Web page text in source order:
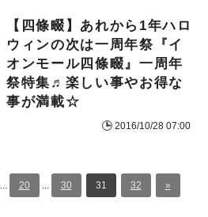
【四條畷】あれから1年ハロ
ウィンの次は一周年祭 『イ
オンモール四條畷』一周年
祭特集♬楽しい事やお得な
事が満載☆
2016/10/28 07:00
... 20 ... 30 31 32 »